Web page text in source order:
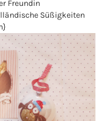
Freundin
Süßigkeiten